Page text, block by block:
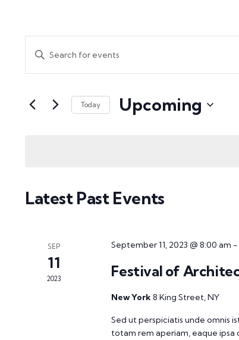
Events
Views
Enter
for
Today Upcoming
Latest Past Events
SEP
11
2023
September 11, 2023 @ 8:00 am
Festival of
New York8 King Street, NY
Sed ut perspiciatis unde omnis
totam rem aperiam, eaque ipsa